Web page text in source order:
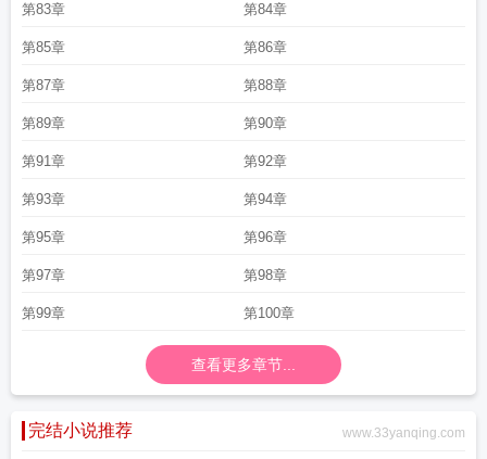
第83章 第84章
第85章 第86章
第87章 第88章
第89章 第90章
第91章 第92章
第93章 第94章
第95章 第96章
第97章 第98章
第99章 第100章
查看更多章节...
完结小说推荐 www.33yanqing.com